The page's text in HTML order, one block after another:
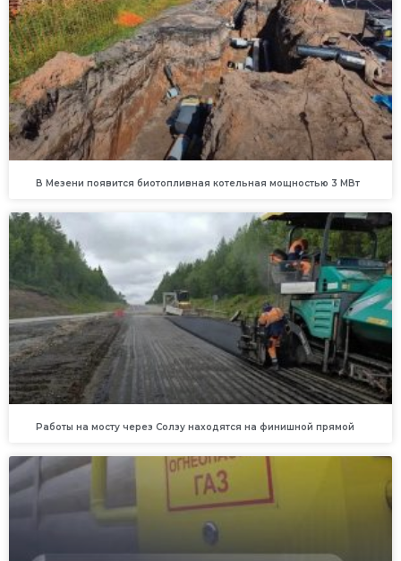
В Мезени появится биотопливная котельная мощностью 3 МВт
Работы на мосту через Солзу находятся на финишной прямой